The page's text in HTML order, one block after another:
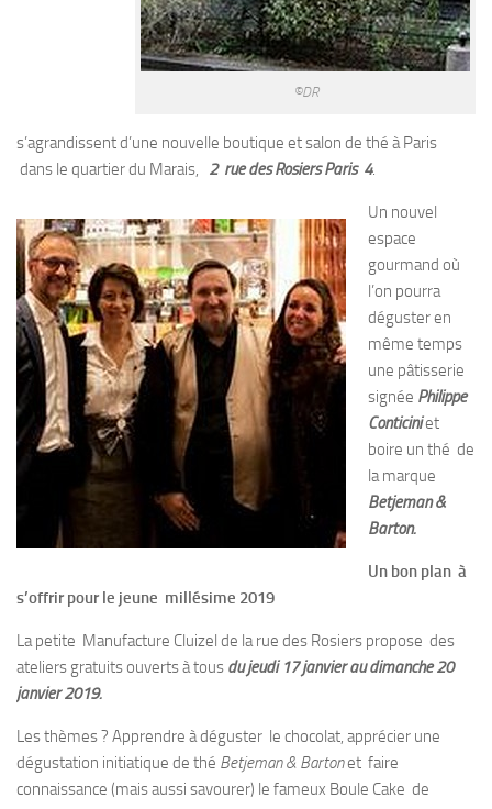
©DR
s’agrandissent d’une nouvelle boutique et salon de thé à Paris
dans le quartier du Marais, 2 rue des Rosiers Paris 4.
Un nouvel
espace
gourmand où
l’on pourra
déguster en
même temps
une pâtisserie
signée Philippe
Conticiniet
boire un thé de
la marque
Betjeman &
Barton.
Un bon plan à
s’offrir pour le jeune millésime 2019
La petite Manufacture Cluizel de la rue des Rosiers propose des
ateliers gratuits ouverts à tous du jeudi 17 janvier au dimanche 20
janvier 2019.
Les thèmes ? Apprendre à déguster le chocolat, apprécier une
dégustation initiatique de thé Betjeman & Bartonet faire
connaissance (mais aussi savourer) le fameux Boule Cake de